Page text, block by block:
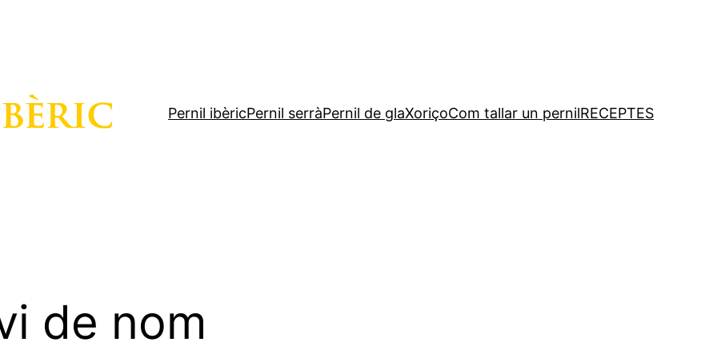
Pernil ibèricPernil serràPernil de glaXoriçoCom tallar un pernilRECEPTES
de nom